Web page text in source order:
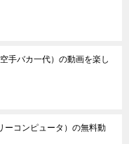
手バカ一代）の動画を楽し
ーコンピュータ）の無料動